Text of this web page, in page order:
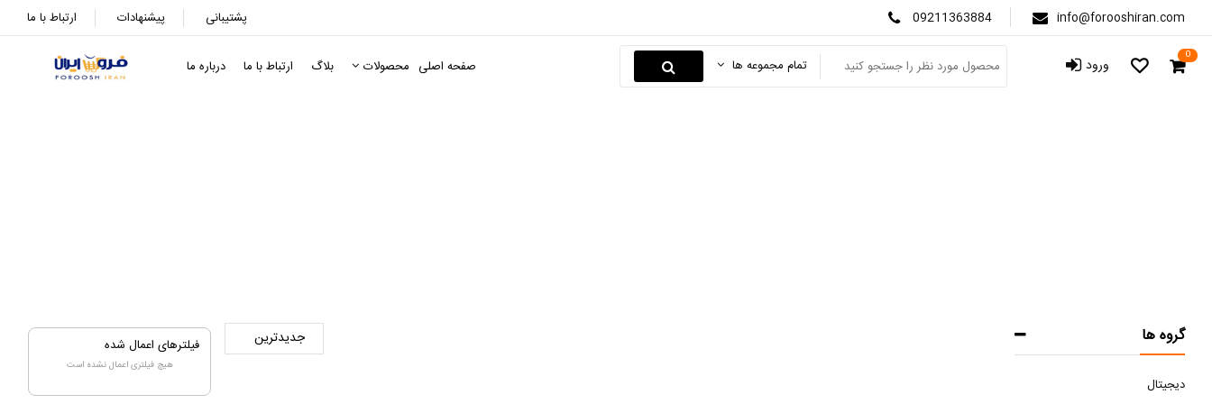
ارتباط با ما پیشنهادات پشتیبانی 09211363884 info@forooshiran.com
صفحه اصلی محصولات بلاگ ارتباط با ما درباره ما تمام مجموعه ها ورود 0
فیلترهای اعمال شده
هیچ فیلتری اعمال نشده است
گروه ها
دیجیتال